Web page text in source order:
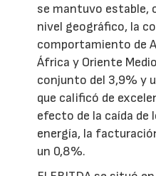
se mantuvo estable,
nivel geográfico, la
comportamiento de
África y Oriente
conjunto del 3,9% y
que calificó de
efecto de la caída de
energía, la
un 0,8%.